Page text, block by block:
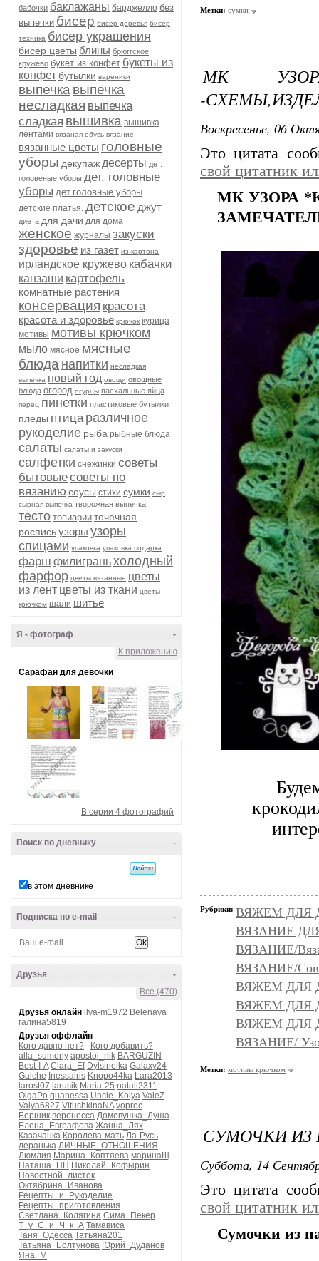
бабочки баклажаны барджелло без
выпечки бисер бисер деревья бисер
техника бисер украшения
бисер цветы блины брюггское
кружево букет из конфет букеты из
конфетбутылки вареники
выпечка выпечка
несладкая выпечка
сладкая вышивка вышивка
лентами вязаная обувь вязание
вязанные цветы головные
уборы декупаж десерты дет.
головеные уборы дет. головные
уборы дет.головные уборы
детские платья. детское джут
диета для дачи для дома
женское журналы закуски
здоровье из газет из картона
ирландское кружево кабачки
канзаши картофель
комнатные растения
консервация красота
красота и здоровье крючок курица
мотивы мотивы крючком
мыло мясное мясные
блюда напитки несладкая
выпечка новый год овощи овощные
блюда огород огурцы пасхальные яйца
перец пинетки пластиковые бутылки
пледы птица различное
рукоделие рыба рыбные блюда
салаты салаты и закуски
салфетки снежинки советы
бытовыесоветы по
вязанию соусы стихи сумки сыр
сырная выпечка творожная выпечка
тесто топиарии точечная
росписьузоры узоры
спицами упаковка упаковка подарка
фарш филиграньхолодный
фарфор цветы вязанные цветы
из лент цветы из ткани цветы
крючком шали шитье
-
Я - фотограф
К приложению
Сарафан для девочки
В серии 4 фотографий
-
Поиск по дневнику
в этом дневнике
-
Подписка по e-mail
-
Друзья
Все (470)
Друзья онлайн ilya-m1972 Belenaya
галина5819
Друзья оффлайн
Кого давно нет?
Кого добавить?
alla_sumeny apostol_nik BARGUZIN
Best-I-A Clara_Ef Dylsineika Galaxy24
Galche Inessairis Knopo44ka Lara2013
larost07 larusik Maria-25 natali2311
OlgaPo quanessa Uncle_Kolya ValeZ
Valya6827 VitushkinaNA voproc
Бершик веронесса Домовушка_Луша
Елена_Евграфова Жанна_Лях
Казачанка Королева-мать Ла-Русь
леранька ЛИЧНЫЕ_ОТНОШЕНИЯ
Люмлия Марина_Коптяева маринаЩ
Наташа_НН Николай_Кофырин
Новостной_листок
Октябрина_Иванова
Рецепты_и_Рукоделие
Рецепты_приготовления
Светлана_Колягина Сима_Пекер
Т_у_С_и_Ч_к_А Тамависа
Таня_Одесса Татьяна201
Татьяна_Болтунова Юрий_Дуданов
Яна_М
Метки: сумки
МК
-
Воскресенье, 06
Это цитата
свой цитатник
МК УЗОРА
Рубрики: ВЯЖЕМ ДЛЯ
ВЯЗАНИЕ ДЛЯ
ВЯЗАНИЕ/
ВЯЗАНИЕ/
ВЯЖЕМ ДЛЯ
ВЯЖЕМ ДЛЯ
ВЯЖЕМ ДЛЯ
ВЯЗАНИЕ/
Метки: мотивы крючком
СУМОЧКИ ИЗ
Суббота, 14
Это цитата
свой цитатник
Сумочки из